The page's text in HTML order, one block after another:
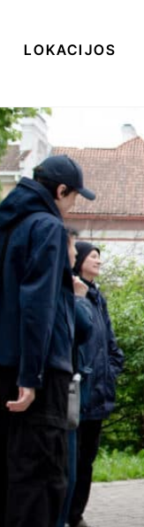
LOKACIJOS